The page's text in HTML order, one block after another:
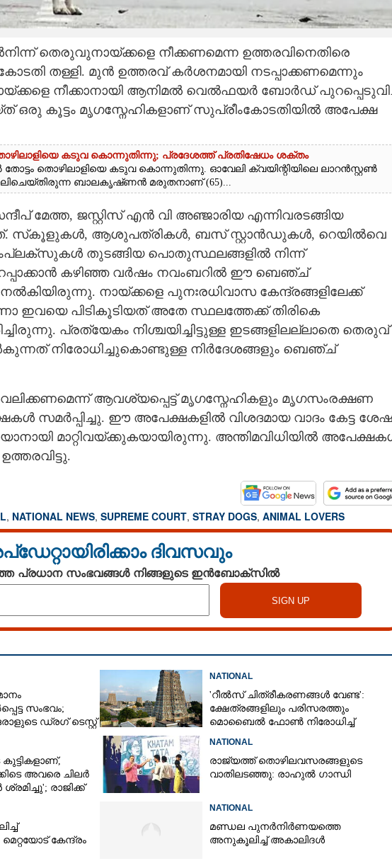
തെരുവുനായ്ക്കളെ നീക്കണമെന്ന ഉത്തരവിനെതിരെ
തള്ളി. മുൻ ഉത്തരവ് കർശനമായി നടപ്പാക്കണമെന്നും
നീക്കാനായി ആനിമൽ വെൽഫയർ ബോർഡ്
ഒരു കൂട്ടം മൃ​ഗസ്നേഹികളാണ് സുപ്രീംകോടതിയിൽ അപേക്ഷ
കടുവ കൊന്നുതിന്നു; പ്രദേശത്ത് പ്രതിഷേധം ശക്തം
തൊഴിലാളിയെ കടുവ കൊന്നുതിന്നു. ഓവേലി ക്വയിന്റിയിലെ ലാറൻസ്റ്റൺ
ബാലകൃഷ്‌ണൻ മരുതനാണ് (65)...
മേത്ത, ജസ്റ്റിസ് എൻ വി അഞ്ജാരിയ എന്നിവരടങ്ങിയ
സ്‌കൂളുകൾ, ആശുപത്രികൾ, ബസ് സ്റ്റാൻഡുകൾ, റെയിൽവെ
തുടങ്ങിയ പൊതുസ്ഥലങ്ങളിൽ നിന്ന്
കഴിഞ്ഞ വർഷം നവംബറിൽ ഈ ബെഞ്ച്
നായ്ക്കളെ പുനഃരധിവാസ കേന്ദ്രങ്ങളിലേക്ക്
ഇവയെ പിടികൂടിയത് അതേ സ്ഥലത്തേക്ക് തിരികെ
പ്രത്യേകം നിശ്ചയിച്ചിട്ടുള്ള ഇടങ്ങളിലല്ലാതെ തെരുവ്
നിരോധിച്ചുകൊണ്ടുള്ള നിർദേശങ്ങളും ബെഞ്ച്
ആവശ്യപ്പെട്ട് മൃഗസ്നേഹികളും മൃഗസംരക്ഷണ
സമർപ്പിച്ചു. ഈ അപേക്ഷകളിൽ വിശദമായ വാദം കേട്ട
മാറ്റിവയ്ക്കുകയായിരുന്നു. അന്തിമവിധിയിൽ
, NATIONAL NEWS, SUPREME COURT, STRAY DOGS, ANIMAL LOVERS
ദിവസവും
പ്രധാന സംഭവങ്ങൾ നിങ്ങളുടെ ഇൻബോക്സിൽ
സംഭവം;
ഡ്രഗ് ടെസ്റ്റ്
NATIONAL
'റീൽസ് ചിത്രീകരണങ്ങൾ വേണ്ട':
ക്ഷേത്രങ്ങളിലും പരിസരത്തും
മൊബൈൽ ഫോൺ നിരോധിച്ച്
അവരെ ചിലർ
ശ്രമിച്ചു'; രാജിക്ക്
NATIONAL
രാജ്യത്ത് തൊഴിലവസരങ്ങളുടെ
വാതിലടഞ്ഞു: രാഹുൽ ഗാന്ധി
കേന്ദ്രം
NATIONAL
മണ്ഡല പുനർനിർണയത്തെ
അനുകൂലിച്ച് അകാലിദൾ
Share this link